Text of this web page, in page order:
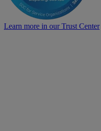
Learn more in our Trust Center